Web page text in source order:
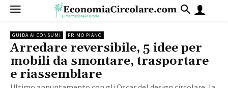
GUIDA AI CONSUMI PRIMO PIANO
Arredare reversibile, 5 idee per
mobili da smontare, trasportare
e riassemblare